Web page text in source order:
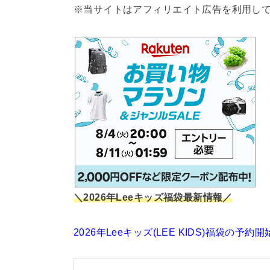
※当サイトはアフィリエイト広告を利用して
＼2026年Leeキッズ福袋最新情報／
2026年Leeキッズ(LEE KIDS)福袋の予約開